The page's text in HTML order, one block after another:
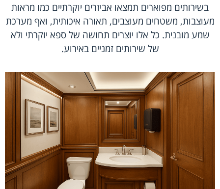
בשירותים מפוארים תמצאו אביזרים יוקרתיים כמו מראות
מעוצבות, משטחים מעוצבים, תאורה איכותית, ואף מערכת
שמע מובנית. כל אלו יוצרים תחושה של ספא יוקרתי ולא
של שירותים זמניים באירוע.